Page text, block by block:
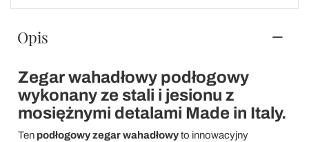
Opis
Zegar wahadłowy podłogowy
wykonany ze stali i jesionu z
mosiężnymi detalami Made in Italy.
Ten podłogowy zegar wahadłowyto innowacyjny